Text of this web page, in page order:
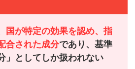
国が特定の効果を認め、指
合された成分であり、基準
」としてしか扱われない